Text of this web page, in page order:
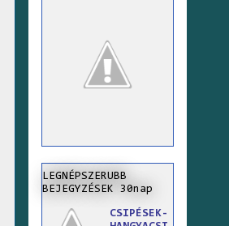
LEGNÉPSZERUBB
BEJEGYZÉSEK 30nap
CSIPÉSEK-